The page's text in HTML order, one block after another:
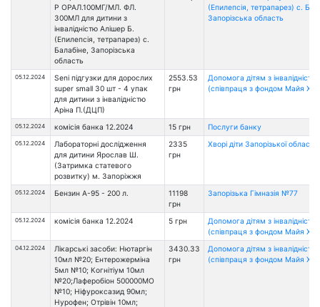
Р ОРАЛ.100МГ/МЛ. ФЛ.
300МЛ для дитини з
інвалідністю Алішер Б.
(Епилепсія, тетрапарез) с.
Балабіне, Запорізська
область
(Епилепсія, тетрапарез) с.
Запорізська область
05.12.2024
Seni підгузки для дорослих
super small 30 шт - 4 упак
для дитини з інвалідністю
Аріна П.(ДЦП)
2553.53
грн
Допомога дітям з інвалідністю
(співпраця з фондом Майя
05.12.2024 комісія банка 12.2024 15 грн Послуги банку
05.12.2024
Лабораторні дослідження
для дитини Ярослав Ш.
(Затримка статевого
розвитку) м. Запоріжжя
2335
грн
Хворі діти Запорізької області
05.12.2024 Бензин А-95 - 200 л.
11198
грн
Запорізька Гімназія №77
05.12.2024 комісія банка 12.2024 5 грн
Допомога дітям з інвалідністю
(співпраця з фондом Майя
04.12.2024
Лікарські засоби: Нютаргін
10мл №20; Ентерожерміна
5мл №10; Когнітіум 10мл
№20;Лаферобіон 500000МО
№10; Ніфуроксазид 90мл;
Нурофен; Отрівін 10мл;
3430.33
грн
Допомога дітям з інвалідністю
(співпраця з фондом Майя